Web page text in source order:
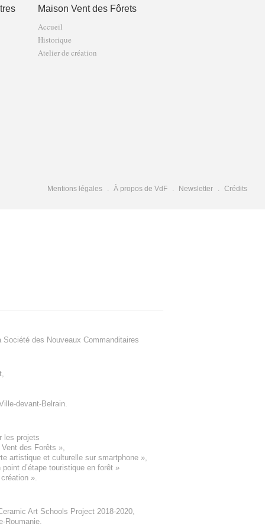
Maison Vent des Fôrets
Accueil
Historique
Atelier de création
Mentions légales À propos de VdF Newsletter Crédits
Société des Nouveaux Commanditaires
,
devant-Belrain.
les projets
des Forêts »,
artistique et culturelle sur smartphone »,
point d’étape touristique en forêt »
».
Art Schools Project 2018-2020,
Roumanie.